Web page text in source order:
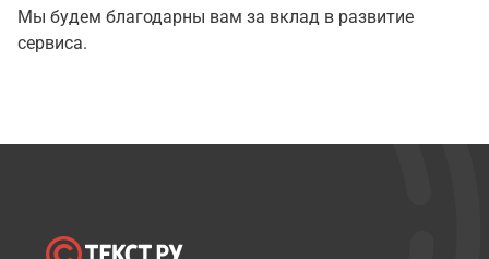
Мы будем благодарны вам за вклад в развитие
сервиса.